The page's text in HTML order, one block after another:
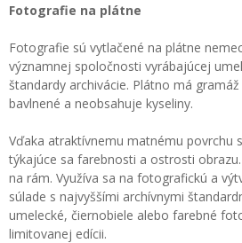
Fotografie na plátne
Fotografie sú vytlačené na plátne
významnej spoločnosti vyrábajúcej
štandardy archivácie. Plátno má
bavlnené a neobsahuje kyseliny.
Vďaka atraktívnemu matnému povrchu
týkajúce sa farebnosti a ostrosti
na rám. Využíva sa na fotografickú a
súlade s najvyššími archívnymi
umelecké, čiernobiele alebo farebné
limitovanej edícii.